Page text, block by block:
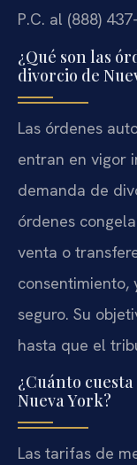
P.C. al (888)
¿Qué son las
divorcio de
Las órdenes
entran en vigor
demanda de
órdenes
venta o
consentimiento,
seguro. Su
hasta que el
¿Cuánto
Nueva York?
Las tarifas de